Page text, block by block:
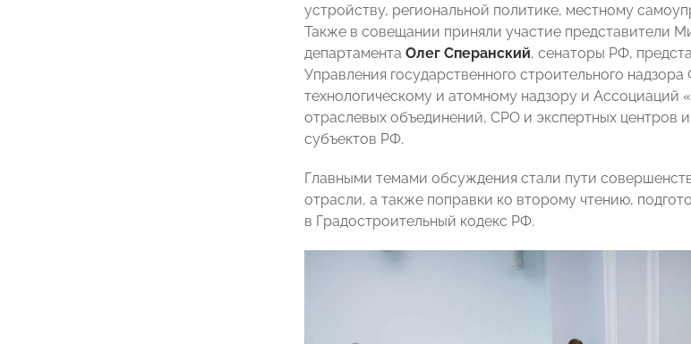
устройству, региональной политике, местному
Также в совещании приняли участие представители
департамента Олег Сперанский, сенаторы РФ,
Управления государственного строительного
технологическому и атомному надзору и
отраслевых объединений, СРО и экспертных центров
субъектов РФ.
Главными темами обсуждения стали пути
отрасли, а также поправки ко второму чтению,
в Градостроительный кодекс РФ.